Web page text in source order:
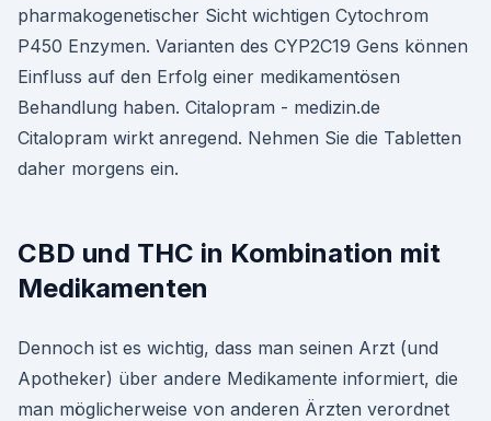
pharmakogenetischer Sicht wichtigen Cytochrom
P450 Enzymen. Varianten des CYP2C19 Gens können
Einfluss auf den Erfolg einer medikamentösen
Behandlung haben. Citalopram - medizin.de
Citalopram wirkt anregend. Nehmen Sie die Tabletten
daher morgens ein.
CBD und THC in Kombination mit
Medikamenten
Dennoch ist es wichtig, dass man seinen Arzt (und
Apotheker) über andere Medikamente informiert, die
man möglicherweise von anderen Ärzten verordnet